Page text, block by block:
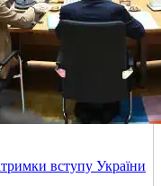
вступу України